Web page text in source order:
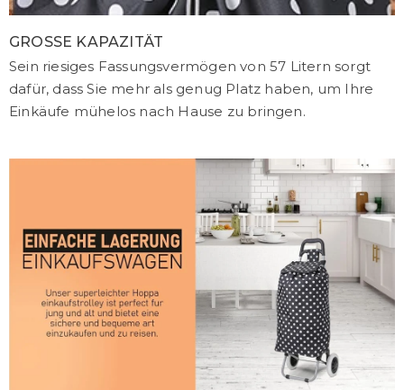
GROSSE KAPAZITÄT
Sein riesiges Fassungsvermögen von 57 Litern sorgt
dafür, dass Sie mehr als genug Platz haben, um Ihre
Einkäufe mühelos nach Hause zu bringen.